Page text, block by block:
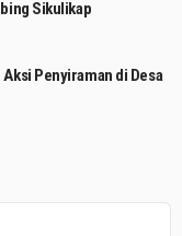
Sikulikap
Penyiraman di Desa